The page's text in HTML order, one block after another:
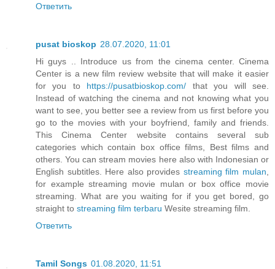
Ответить
pusat bioskop 28.07.2020, 11:01
Hi guys .. Introduce us from the cinema center. Cinema
Center is a new film review website that will make it easier
for you to https://pusatbioskop.com/ that you will see.
Instead of watching the cinema and not knowing what you
want to see, you better see a review from us first before you
go to the movies with your boyfriend, family and friends.
This Cinema Center website contains several sub
categories which contain box office films, Best films and
others. You can stream movies here also with Indonesian or
English subtitles. Here also provides streaming film mulan
for example streaming movie mulan or box office movie
streaming. What are you waiting for if you get bored, go
straight to streaming film terbaru Wesite streaming film.
Ответить
Tamil Songs 01.08.2020, 11:51